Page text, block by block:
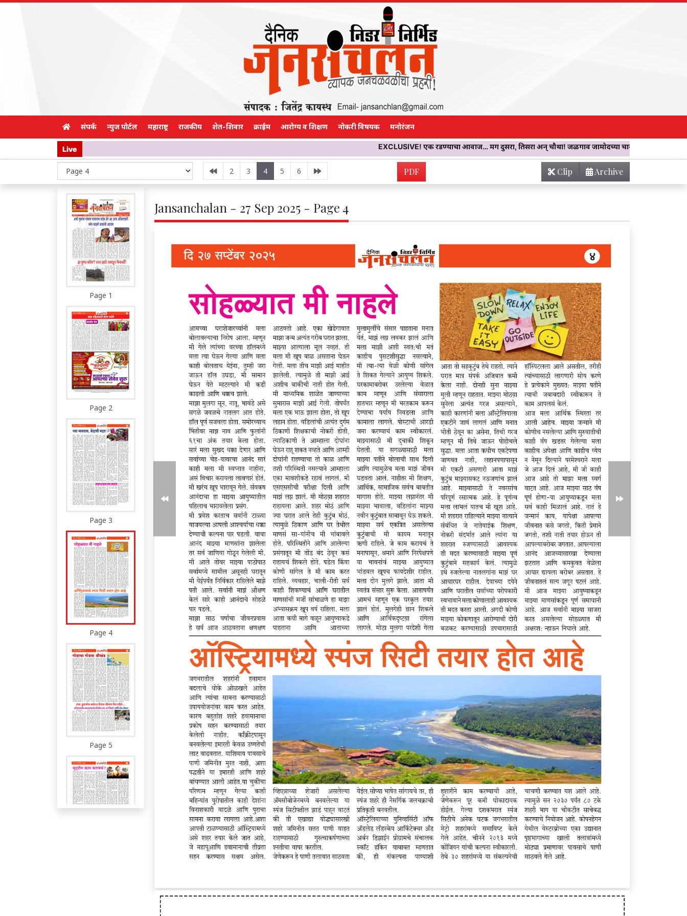
संपर्क न्युज पोर्टल महाराष्ट्र राजकीय शेत-शिवार क्राईम आरोग्य व शिक्षण नोकरी विषयक मनोरंजन
Live EXCLUSIVE! एक रडण्याचा आवाज… मग दुसरा, तिसरा अन् चौथा! जळगाव जामोदच्या चारबनमधील घरात घडला दुर्मिळ
2 3 4 5 6 PDF Archive
Clip
Page 1
Page 2
Page 3
Page 4
Page 5
Jansanchalan - 27 Sep 2025 - Page 4